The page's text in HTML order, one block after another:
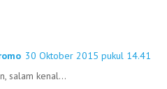
30 Oktober 2015 pukul 14.41
salam kenal...